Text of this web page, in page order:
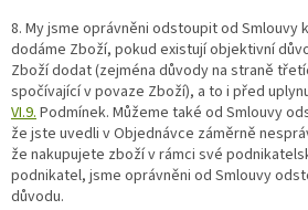
8. My jsme oprávněni odstoupit od Smlouvy
dodáme Zboží, pokud existují objektivní
Zboží dodat (zejména důvody na straně
spočívající v povaze Zboží), a to i před
VI.9.Podmínek. Můžeme také od Smlouvy
že jste uvedli v Objednávce záměrně
že nakupujete zboží v rámci své
podnikatel, jsme oprávněni od Smlouvy
důvodu.